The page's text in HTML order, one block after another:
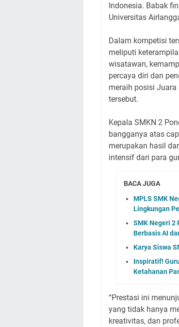
Indonesia. Babak
Universitas
Dalam kompetisi
meliputi
wisatawan,
percaya diri dan
meraih posisi
tersebut.
Kepala SMKN 2
bangganya atas
merupakan hasil
intensif dari para
BACA JUGA
MPLS SMK
Lingkungan
SMK Negeri 2
Berbasis AI
Karya Siswa
Inspiratif!
Ketahanan
“Prestasi ini
yang tidak hanya
kreativitas, dan